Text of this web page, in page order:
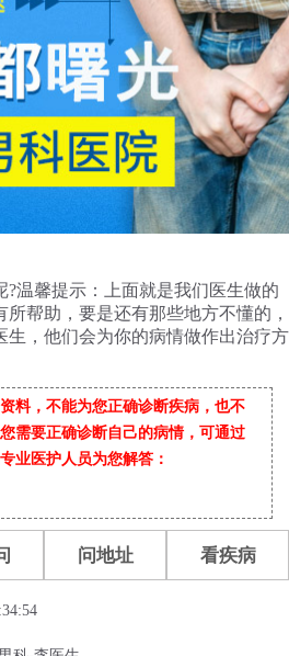
?温馨提示：上面就是我们医生做的
帮助，要是还有那些地方不懂的，
生，他们会为你的病情做作出治疗方
料，不能为您正确诊断疾病，也不
需要正确诊断自己的病情，可通过
业医护人员为您解答：
问地址 看疾病